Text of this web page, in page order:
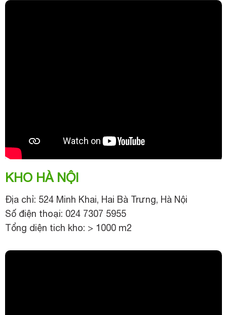
KHO HÀ NỘI
Địa chỉ: 524 Minh Khai, Hai Bà Trưng, Hà Nội
Số điện thoại: 024 7307 5955
Tổng diện tich kho: > 1000 m2